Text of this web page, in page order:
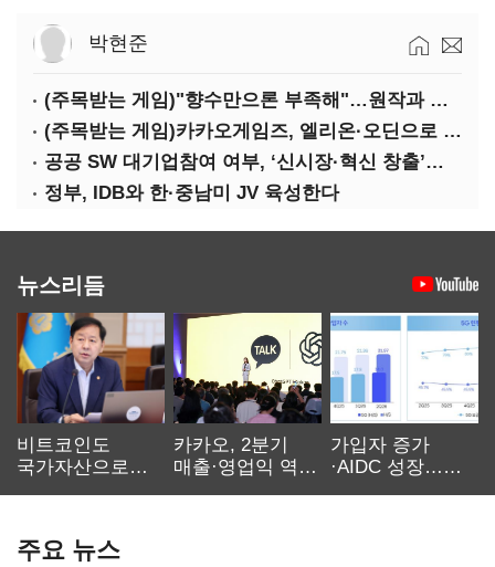
박현준
(주목받는 게임)"향수만으론 부족해"…원작과 차별화 성공한 '리니지M'
(주목받는 게임)카카오게임즈, 엘리온·오딘으로 MMORPG 투트랙 공세
공공 SW 대기업참여 여부, ‘신시장·혁신 창출’도 평가한다
정부, IDB와 한·중남미 JV 육성한다
뉴스리듬
비트코인도
국가자산으로…'
카카오, 2분기
매출·영업익 역대
가입자 증가
·AIDC 성장…
주요 뉴스